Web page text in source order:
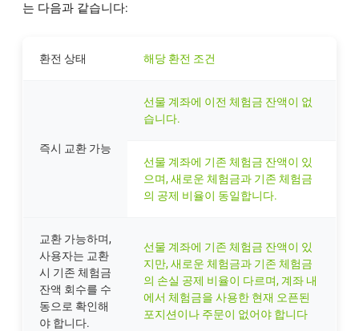
는 다음과 같습니다:
환전 상태 해당 환전 조건
즉시 교환 가능
선물 계좌에 이전 체험금 잔액이 없
습니다.
선물 계좌에 기존 체험금 잔액이 있
으며, 새로운 체험금과 기존 체험금
의 공제 비율이 동일합니다.
교환 가능하며,
사용자는 교환
시 기존 체험금
잔액 회수를 수
동으로 확인해
야 합니다.
선물 계좌에 기존 체험금 잔액이 있
지만, 새로운 체험금과 기존 체험금
의 손실 공제 비율이 다르며, 계좌 내
에서 체험금을 사용한 현재 오픈된
포지션이나 주문이 없어야 합니다